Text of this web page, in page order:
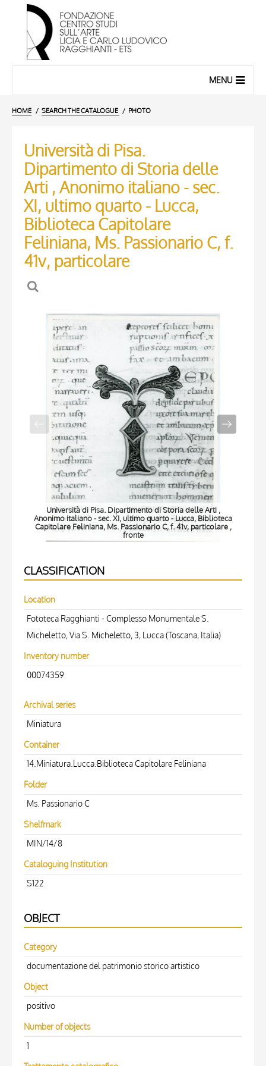
MENU
HOME SEARCH THE CATALOGUE PHOTO
Università di Pisa.
Dipartimento di Storia delle
Arti , Anonimo italiano - sec.
XI, ultimo quarto - Lucca,
Biblioteca Capitolare
Feliniana, Ms. Passionario C, f.
41v, particolare
Università di Pisa. Dipartimento di Storia delle Arti ,
Anonimo italiano - sec. XI, ultimo quarto - Lucca, Biblioteca
Capitolare Feliniana, Ms. Passionario C, f. 41v, particolare ,
fronte
CLASSIFICATION
Location
Fototeca Ragghianti - Complesso Monumentale S.
Micheletto, Via S. Micheletto, 3, Lucca (Toscana, Italia)
Inventory number
00074359
Archival series
Miniatura
Container
14.Miniatura.Lucca.Biblioteca Capitolare Feliniana
Folder
Ms. Passionario C
Shelfmark
MIN/14/8
Cataloguing Institution
S122
OBJECT
Category
documentazione del patrimonio storico artistico
Object
positivo
Number of objects
1